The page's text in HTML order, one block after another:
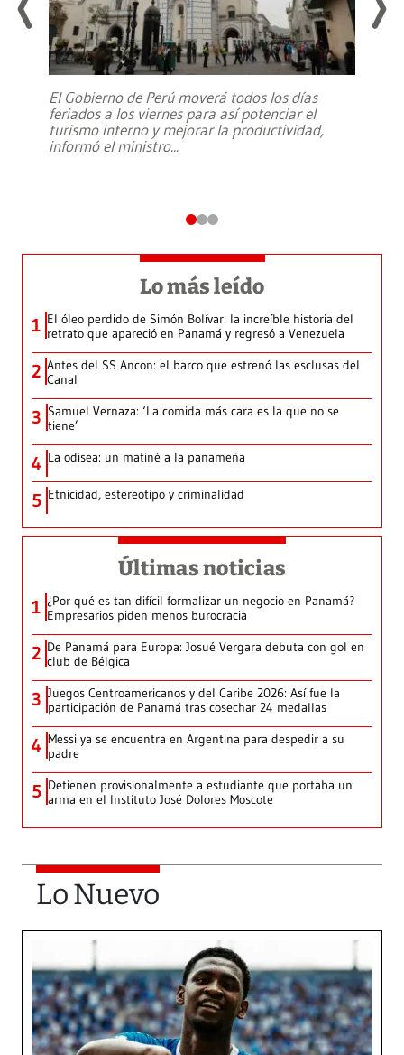
El Gobierno de Perú moverá todos los días
feriados a los viernes para así potenciar el
turismo interno y mejorar la productividad,
informó el ministro...
Lo más leído
1 El óleo perdido de Simón Bolívar: la increíble historia del
retrato que apareció en Panamá y regresó a Venezuela
2 Antes del SS Ancon: el barco que estrenó las esclusas del
Canal
3 Samuel Vernaza: ‘La comida más cara es la que no se
tiene’
4 La odisea: un matiné a la panameña
5 Etnicidad, estereotipo y criminalidad
Últimas noticias
1 ¿Por qué es tan difícil formalizar un negocio en Panamá?
Empresarios piden menos burocracia
2 De Panamá para Europa: Josué Vergara debuta con gol en
club de Bélgica
3 Juegos Centroamericanos y del Caribe 2026: Así fue la
participación de Panamá tras cosechar 24 medallas
4 Messi ya se encuentra en Argentina para despedir a su
padre
5 Detienen provisionalmente a estudiante que portaba un
arma en el Instituto José Dolores Moscote
Lo Nuevo